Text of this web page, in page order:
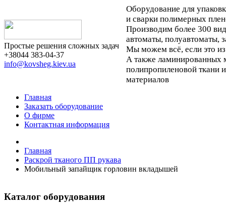
Простые решения сложных задач
+38044 383-04-37
info@kovsheg.kiev.ua
Оборудование для
и сварки полимерных
Производим более 300
автоматы, полуавтоматы,
Мы можем всё, если это
А также ламинированных
полипропиленовой ткани
материалов
Главная
Заказать оборудование
О фирме
Контактная информация
Главная
Раскрой тканого ПП рукава
Мобильный запайщик горловин вкладышей
Каталог оборудования